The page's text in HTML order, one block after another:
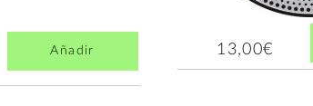
Añadir 13,00€